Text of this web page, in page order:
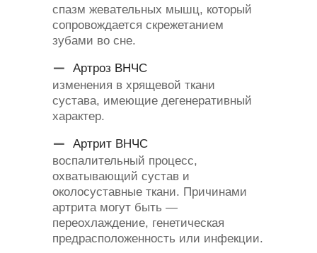
Артрит ВНЧС
воспалительный процесс,
охватывающий сустав и
околосуставные ткани. Причинами
артрита могут быть —
переохлаждение, генетическая
предрасположенность или инфекции.
спазм жевательных мышц, который
сопровождается скрежетанием
зубами во сне.
Артроз ВНЧС
изменения в хрящевой ткани
сустава, имеющие дегенеративный
характер.